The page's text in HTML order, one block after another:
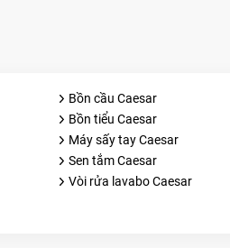
Bồn cầu Caesar
Bồn tiểu Caesar
Máy sấy tay Caesar
Sen tắm Caesar
Vòi rửa lavabo Caesar